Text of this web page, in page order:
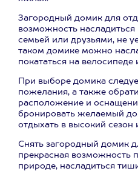
Загородный домик для
возможность
семьей или друзьями, не
таком домике можно
покататься на велосипеде
При выборе домика
пожелания, а также
расположение и
бронировать желаемый
отдыхать в высокий сезон
Снять загородный домик
прекрасная возможность
природе, насладиться